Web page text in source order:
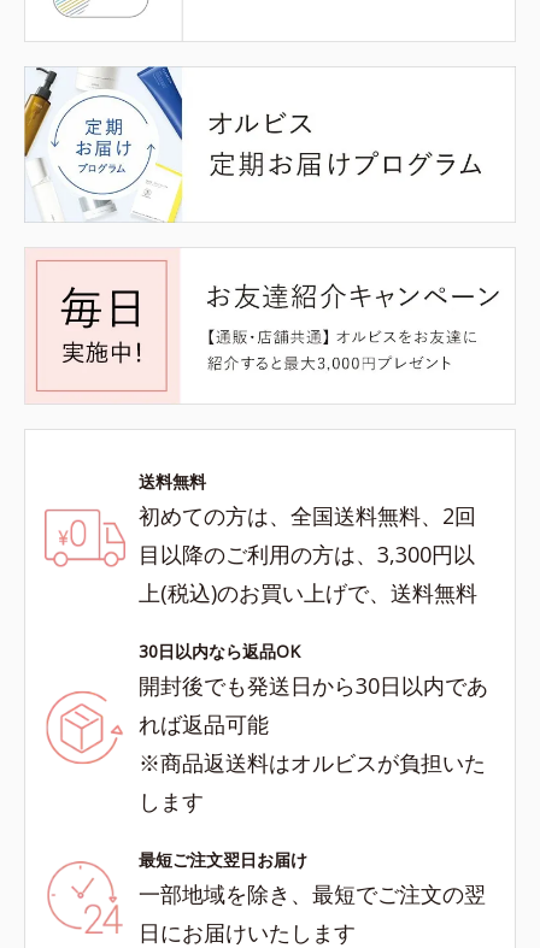
送料無料
初めての方は、全国送料無料、2回
目以降のご利用の方は、3,300円以
上(税込)のお買い上げで、送料無料
30日以内なら返品OK
開封後でも発送日から30日以内であ
れば返品可能
※商品返送料はオルビスが負担いた
します
最短ご注文翌日お届け
一部地域を除き、最短でご注文の翌
日にお届けいたします